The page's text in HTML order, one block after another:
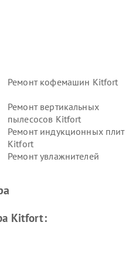
Ремонт кофемашин Kitfort
Ремонт вертикальных
пылесосов Kitfort
Ремонт индукционных плит
Kitfort
Ремонт увлажнителей
Kitfort
Kitfort
Kitfort: